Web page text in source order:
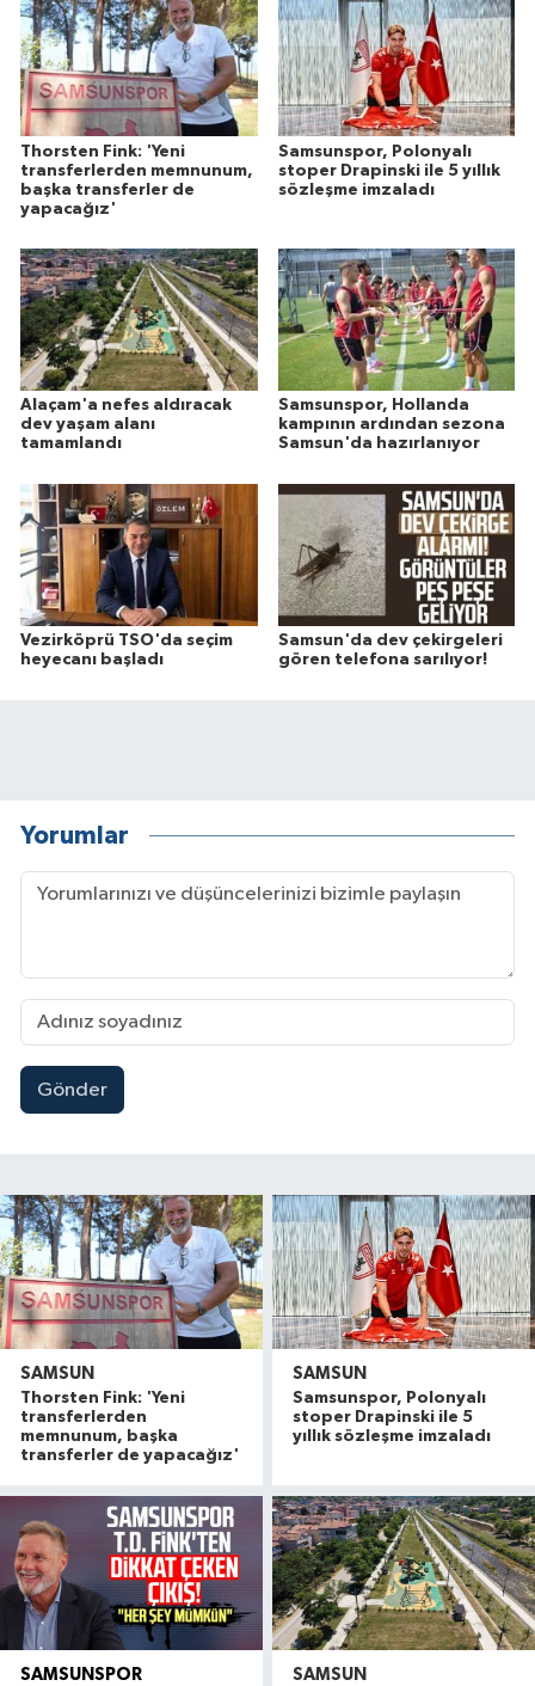
Thorsten Fink: 'Yeni
transferlerden memnunum,
başka transferler de
yapacağız'
Samsunspor, Polonyalı
stoper Drapinski ile 5 yıllık
sözleşme imzaladı
Alaçam'a nefes aldıracak
dev yaşam alanı
tamamlandı
Samsunspor, Hollanda
kampının ardından sezona
Samsun'da hazırlanıyor
Vezirköprü TSO'da seçim
heyecanı başladı
Samsun'da dev çekirgeleri
gören telefona sarılıyor!
Yorumlar
Gönder
SAMSUN
Thorsten Fink: 'Yeni
transferlerden
memnunum, başka
transferler de yapacağız'
SAMSUN
Samsunspor, Polonyalı
stoper Drapinski ile 5
yıllık sözleşme imzaladı
SAMSUNSPOR SAMSUN